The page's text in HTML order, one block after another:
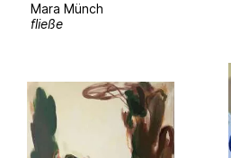
Mara Münch
fließe